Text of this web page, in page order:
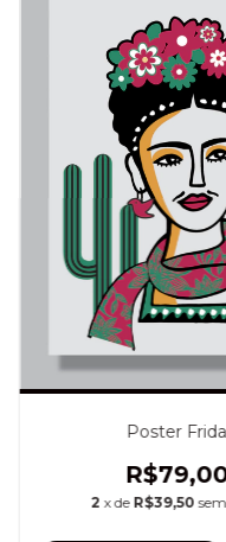
Poster Frida
2 x de R$39,50